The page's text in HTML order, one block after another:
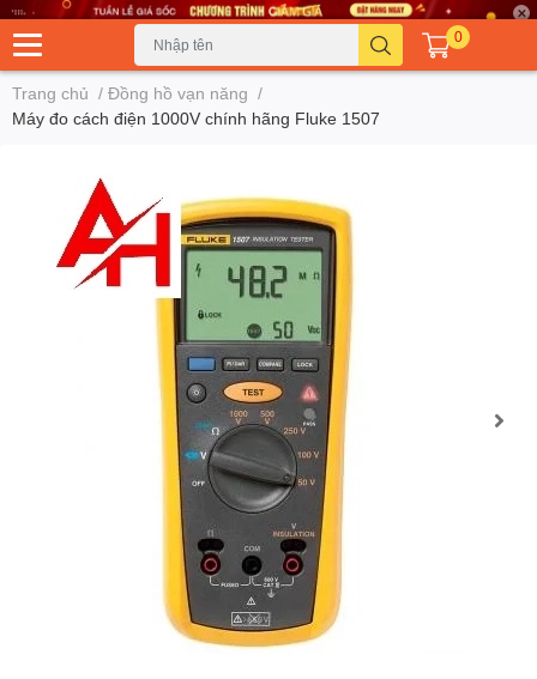
0
Trang chủ / Đồng hồ vạn năng /
Máy đo cách điện 1000V chính hãng Fluke 1507